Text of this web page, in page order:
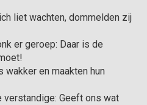
liet wachten, dommel­den zij
er geroep: Daar is de
en maakten hun
Geeft ons wat